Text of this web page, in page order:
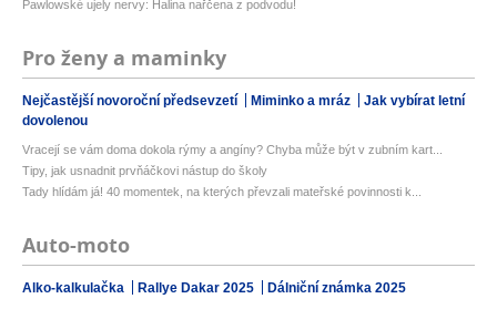
Pawlowské ujely nervy: Halina nařčena z podvodu!
Pro ženy a maminky
Nejčastější novoroční předsevzetí Miminko a mráz
Jak vybírat letní
dovolenou
Vracejí se vám doma dokola rýmy a angíny? Chyba může být v zubním kart...
Tipy, jak usnadnit prvňáčkovi nástup do školy
Tady hlídám já! 40 momentek, na kterých převzali mateřské povinnosti k...
Auto-moto
Alko-kalkulačka Rallye Dakar 2025 Dálniční známka 2025